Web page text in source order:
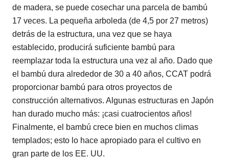
de madera, se puede cosechar una parcela de bambú
17 veces. La pequeña arboleda (de 4,5 por 27 metros)
detrás de la estructura, una vez que se haya
establecido, producirá suficiente bambú para
reemplazar toda la estructura una vez al año. Dado que
el bambú dura alrededor de 30 a 40 años, CCAT podrá
proporcionar bambú para otros proyectos de
construcción alternativos. Algunas estructuras en Japón
han durado mucho más: ¡casi cuatrocientos años!
Finalmente, el bambú crece bien en muchos climas
templados; esto lo hace apropiado para el cultivo en
gran parte de los EE. UU.